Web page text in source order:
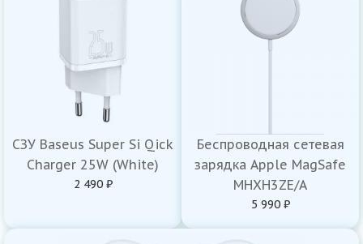
СЗУ Baseus Super Si Qick
Charger 25W (White)
2 490 ₽
Беспроводная сетевая
зарядка Apple MagSafe
MHXH3ZE/A
5 990 ₽